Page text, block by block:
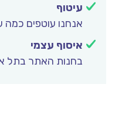
עיטוף
אנחנו עוטפים כמה
איסוף עצמי
בחנות האתר בתל